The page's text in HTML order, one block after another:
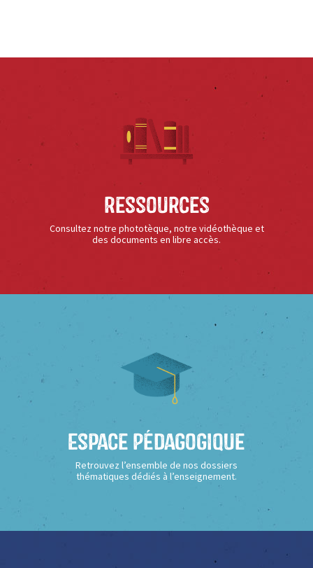
Ressources
Consultez notre phototèque, notre vidéothèque et
des documents en libre accès.
Espace Pédagogique
Retrouvez l’ensemble de nos dossiers
thématiques dédiés à l’enseignement.